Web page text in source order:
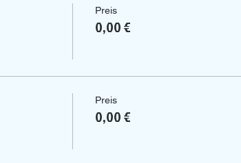
Preis
0,00 €
Preis
0,00 €